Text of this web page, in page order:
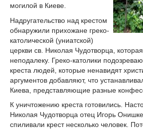
могилой в Киеве.
Надругательство над крестом
обнаружили прихожане греко-
католической (униатской)
церкви св. Николая Чудотворца,
неподалеку. Греко-католики
креста людей, которые ненавидят
аргументов добавляют, что
Киева, представляющие разные
К уничтожению креста готовились.
Николая Чудотворца отец Игорь
спиливали крест несколько человек.